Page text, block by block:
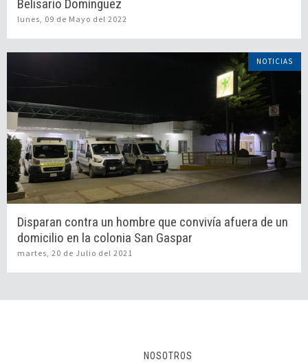
Belisario Domínguez
lunes, 09 de Mayo del 2022
NOTICIAS
Disparan contra un hombre que convivía afuera de un
domicilio en la colonia San Gaspar
martes, 20 de Julio del 2021
NOSOTROS